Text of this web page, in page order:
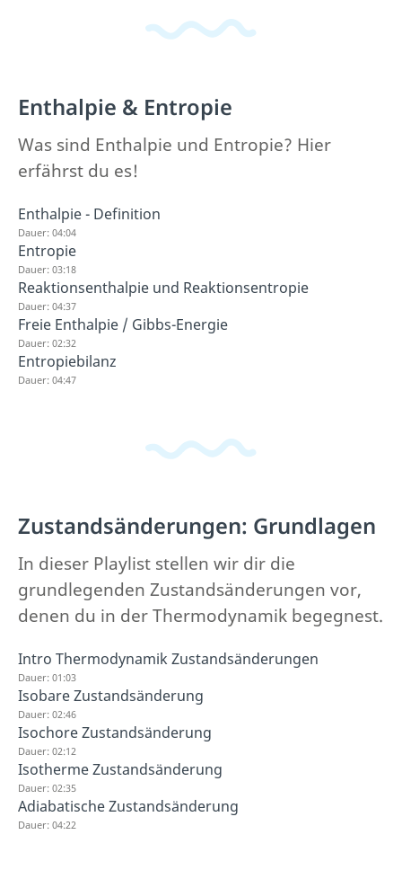
Enthalpie & Entropie
Was sind Enthalpie und Entropie? Hier
erfährst du es!
Enthalpie - Definition
Dauer: 04:04
Entropie
Dauer: 03:18
Reaktionsenthalpie und Reaktionsentropie
Dauer: 04:37
Freie Enthalpie / Gibbs-Energie
Dauer: 02:32
Entropiebilanz
Dauer: 04:47
Zustandsänderungen: Grundlagen
In dieser Playlist stellen wir dir die
grundlegenden Zustandsänderungen vor,
denen du in der Thermodynamik begegnest.
Intro Thermodynamik Zustandsänderungen
Dauer: 01:03
Isobare Zustandsänderung
Dauer: 02:46
Isochore Zustandsänderung
Dauer: 02:12
Isotherme Zustandsänderung
Dauer: 02:35
Adiabatische Zustandsänderung
Dauer: 04:22